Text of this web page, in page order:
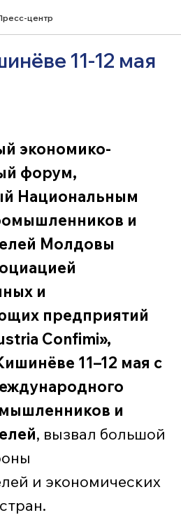
центр
11-12 мая
экономико-
форум,
Национальным
и
Молдовы
и
предприятий
Confimi»,
11–12 мая с
и
, вызвал большой
и экономических